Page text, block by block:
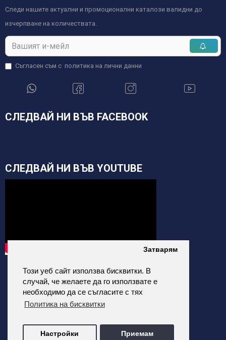
Този уеб сайт използва бисквитки. В
случай, че желаете да го използвате е
необходимо да се съгласите с тях
Политика на бисквитки
Затварям
Настройки Приемам
Следи нашите актуални и промоционални каталози валидни до
изчерпване на количествата.
Съгласен съм с политика на лични данни
СЛЕДВАЙ НИ ВЪВ FACEBOOK
СЛЕДВАЙ НИ ВЪВ YOUTUBE
Всички цени на сайта са с Включено ДДС